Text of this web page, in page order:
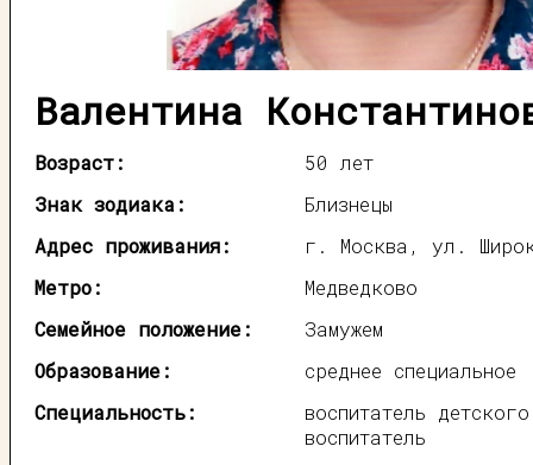
Валентина
Возраст:
50 лет
Знак зодиака:
Близнецы
Адрес проживания:
г. Москва, ул.
Метро:
Медведково
Семейное положение:
Замужем
Образование:
среднее специальное
Специальность:
воспитатель
воспитатель